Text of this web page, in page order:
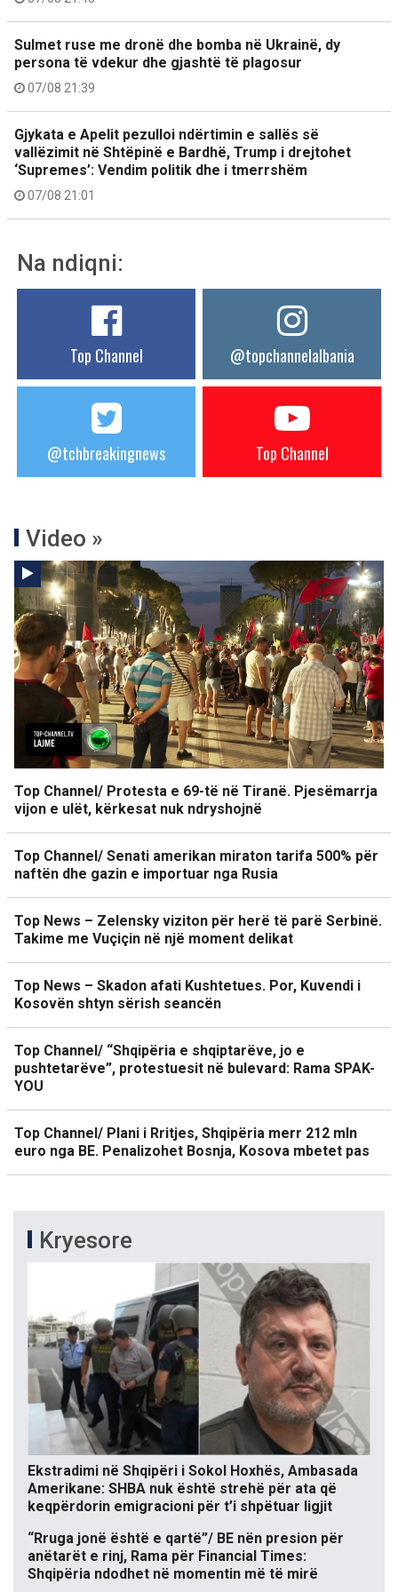
Sulmet ruse me dronë dhe bomba në Ukrainë, dy
persona të vdekur dhe gjashtë të plagosur
07/08 21:39
Gjykata e Apelit pezulloi ndërtimin e sallës së
vallëzimit në Shtëpinë e Bardhë, Trump i drejtohet
‘Supremes’: Vendim politik dhe i tmerrshëm
07/08 21:01
Na ndiqni:
Top Channel @topchannelalbania
@tchbreakingnews Top Channel
Video »
Top Channel/ Protesta e 69-të në Tiranë. Pjesëmarrja
vijon e ulët, kërkesat nuk ndryshojnë
Top Channel/ Senati amerikan miraton tarifa 500% për
naftën dhe gazin e importuar nga Rusia
Top News – Zelensky viziton për herë të parë Serbinë.
Takime me Vuçiçin në një moment delikat
Top News – Skadon afati Kushtetues. Por, Kuvendi i
Kosovën shtyn sërish seancën
Top Channel/ “Shqipëria e shqiptarëve, jo e
pushtetarëve”, protestuesit në bulevard: Rama SPAK-
YOU
Top Channel/ Plani i Rritjes, Shqipëria merr 212 mln
euro nga BE. Penalizohet Bosnja, Kosova mbetet pas
Kryesore
Ekstradimi në Shqipëri i Sokol Hoxhës, Ambasada
Amerikane: SHBA nuk është strehë për ata që
keqpërdorin emigracioni për t’i shpëtuar ligjit
“Rruga jonë është e qartë”/ BE nën presion për
anëtarët e rinj, Rama për Financial Times:
Shqipëria ndodhet në momentin më të mirë